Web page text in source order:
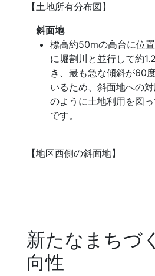
【土地所有分布図】
斜面地
標高約50mの高台に位
に堀割川と並行して約
き、最も急な傾斜が60
いるため、斜面地への
のように土地利用を図
です。
【地区西側の斜面地】
新たなまちづ
向性